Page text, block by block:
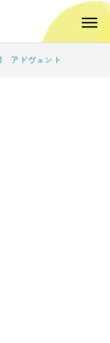
アドヴェント